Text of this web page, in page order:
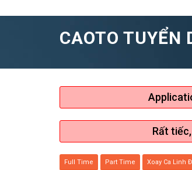
CAOTO TUYỂN
Rất
Full Time Part Time Xoay Ca Linh